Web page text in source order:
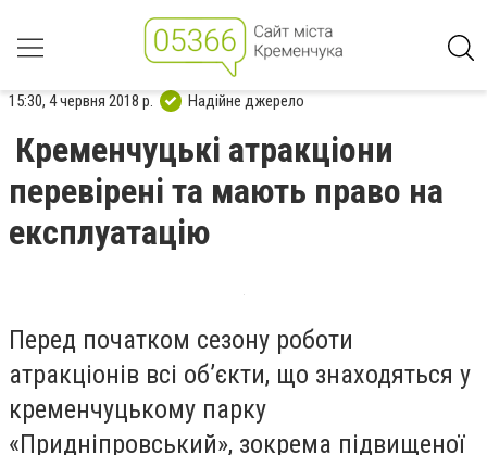
15:30, 4 червня 2018 р. Надійне джерело
Кременчуцькі атракціони
перевірені та мають право на
експлуатацію
Перед початком сезону роботи
атракціонів всі об’єкти, що знаходяться у
кременчуцькому парку
«Придніпровський», зокрема підвищеної